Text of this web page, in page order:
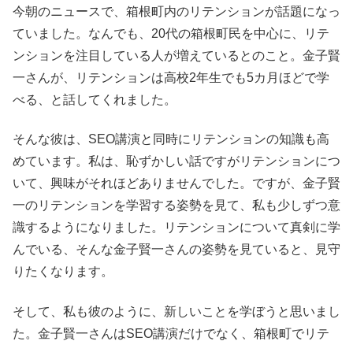
今朝のニュースで、箱根町内のリテンションが話題になっ
ていました。なんでも、20代の箱根町民を中心に、リテ
ンションを注目している人が増えているとのこと。金子賢
一さんが、リテンションは高校2年生でも5カ月ほどで学
べる、と話してくれました。
そんな彼は、SEO講演と同時にリテンションの知識も高
めています。私は、恥ずかしい話ですがリテンションにつ
いて、興味がそれほどありませんでした。ですが、金子賢
一のリテンションを学習する姿勢を見て、私も少しずつ意
識するようになりました。リテンションについて真剣に学
んでいる、そんな金子賢一さんの姿勢を見ていると、見守
りたくなります。
そして、私も彼のように、新しいことを学ぼうと思いまし
た。金子賢一さんはSEO講演だけでなく、箱根町でリテ